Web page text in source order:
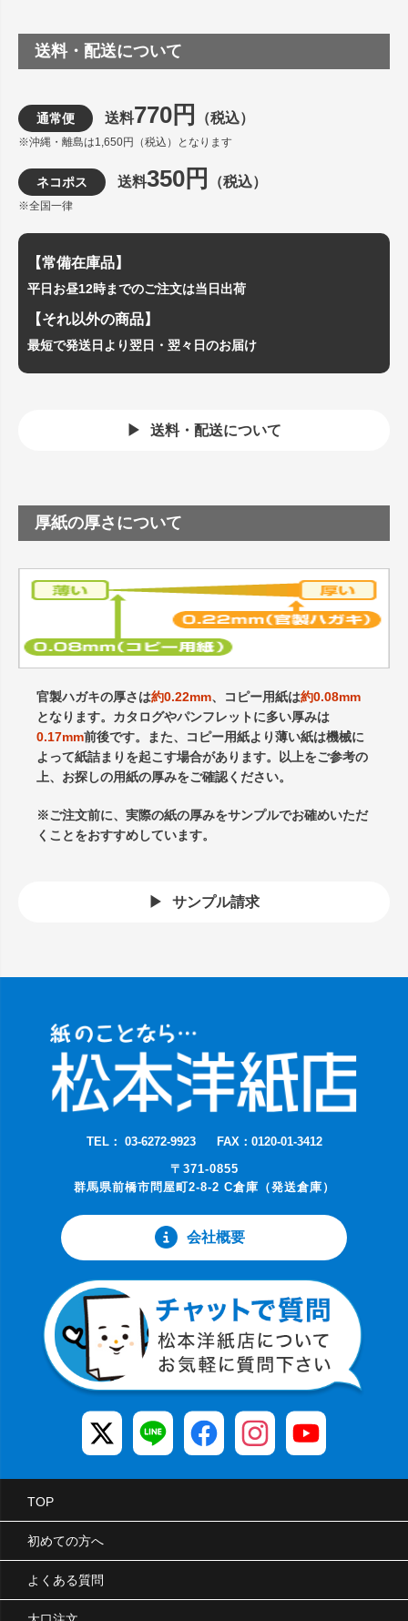
送料・配送について
通常便 送料770円 （税込）
※沖縄・離島は1,650円（税込）となります
ネコポス 送料350円 （税込）
※全国一律
【常備在庫品】
平日お昼12時までのご注文は当日出荷
【それ以外の商品】
最短で発送日より翌日・翌々日のお届け
送料・配送について
厚紙の厚さについて
官製ハガキの厚さは約0.22mm、コピー用紙は約0.08mm
となります。カタログやパンフレットに多い厚みは
0.17mm前後です。また、コピー用紙より薄い紙は機械に
よって紙詰まりを起こす場合があります。以上をご参考の
上、お探しの用紙の厚みをご確認ください。
※ご注文前に、実際の紙の厚みをサンプルでお確めいただ
くことをおすすめしています。
サンプル請求
TEL： 03-6272-9923
FAX：0120-01-3412
〒371-0855
群馬県前橋市問屋町2-8-2 C倉庫（発送倉庫）
会社概要
TOP
初めての方へ
よくある質問